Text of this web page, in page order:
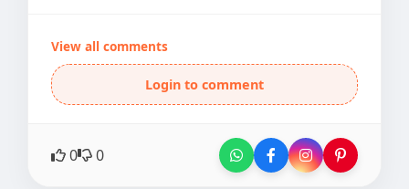
View all comments
Login to comment
0 0